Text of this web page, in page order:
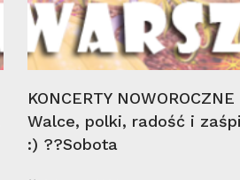
KONCERTY
Walce, polki, radość i
:) ??Sobota